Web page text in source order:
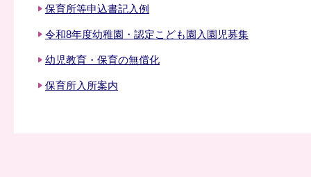
保育所等申込書記入例
令和8年度幼稚園・認定こども園入園児募集
幼児教育・保育の無償化
保育所入所案内